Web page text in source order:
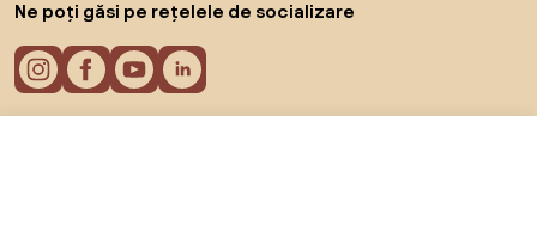
Ne poți găsi pe rețelele de socializare